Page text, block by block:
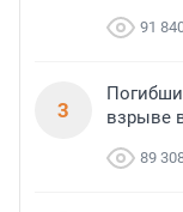
91
3
взрыве
89